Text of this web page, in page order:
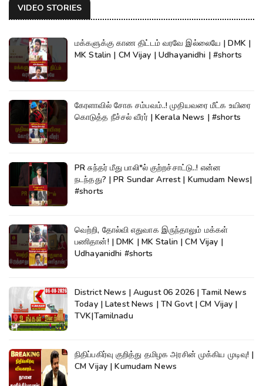
VIDEO STORIES
மக்களுக்கு காண திட்டம் வரவே இல்லையே | DMK |
MK Stalin | CM Vijay | Udhayanidhi | #shorts
கேரளாவில் சோக சம்பவம்..! முதியவரை மீட்க உயிரை
கொடுத்த நீச்சல் வீரர் | Kerala News | #shorts
PR சுந்தர் மீது பாலி*ல் குற்றச்சாட்டு..! என்ன
நடந்தது? | PR Sundar Arrest | Kumudam News|
#shorts
வெற்றி, தோல்வி எதுவாக இருந்தாலும் மக்கள்
பணிதான்! | DMK | MK Stalin | CM Vijay |
Udhayanidhi #shorts
District News | August 06 2026 | Tamil News
Today | Latest News | TN Govt | CM Vijay |
TVK|Tamilnadu
நிதிப்பகிர்வு குறித்து தமிழக அரசின் முக்கிய முடிவு! |
CM Vijay | Kumudam News